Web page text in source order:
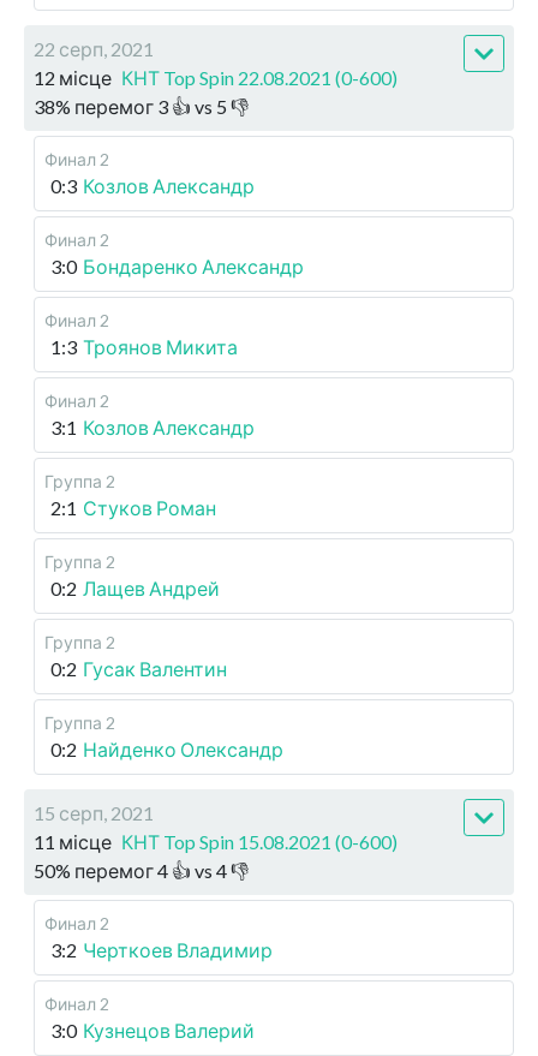
22 серп, 2021
12 місце КНТ Top Spin 22.08.2021 (0-600)
38% перемог 3 👍 vs 5 👎
Финал 2
0:3 Козлов Александр
Финал 2
3:0 Бондаренко Александр
Финал 2
1:3 Троянов Микита
Финал 2
3:1 Козлов Александр
Группа 2
2:1 Стуков Роман
Группа 2
0:2 Лащев Андрей
Группа 2
0:2 Гусак Валентин
Группа 2
0:2 Найденко Олександр
15 серп, 2021
11 місце КНТ Top Spin 15.08.2021 (0-600)
50% перемог4 👍 vs 4👎
Финал 2
3:2 Черткоев Владимир
Финал 2
3:0 Кузнецов Валерий